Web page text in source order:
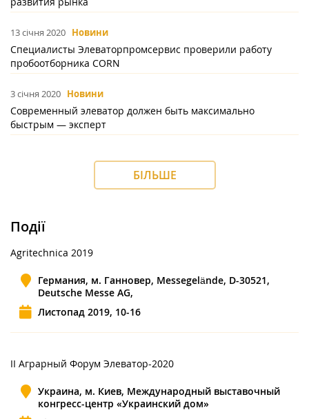
13 січня 2020 Новини
Специалисты Элеваторпромсервис проверили работу
пробоотборника CORN
3 січня 2020 Новини
Современный элеватор должен быть максимально
быстрым — эксперт
БІЛЬШЕ
Події
Agritechnica 2019
Германия, м. Ганновер, Messegelände, D-30521,
Deutsche Messe AG,
Листопад 2019, 10-16
ІІ Аграрный Форум Элеватор-2020
Украина, м. Киев, Международный выставочный
конгресс-центр «Украинский дом»